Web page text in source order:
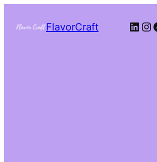
FlavorCraft